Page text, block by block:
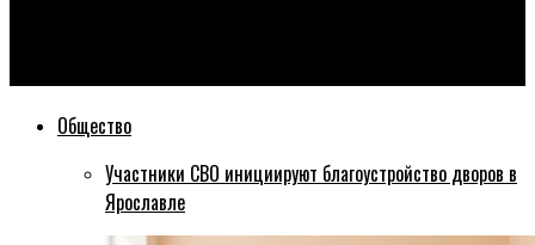
Общество
Участники СВО инициируют благоустройство дворов в
Ярославле